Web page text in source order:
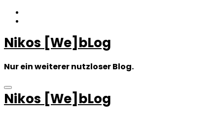
Zum
Inhalt
Nikos [We]bLog
Nur ein weiterer nutzloser Blog.
Nikos [We]bLog